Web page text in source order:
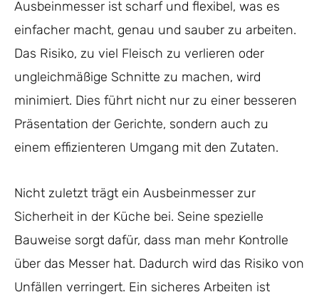
Ausbeinmesser ist scharf und flexibel, was es
einfacher macht, genau und sauber zu arbeiten.
Das Risiko, zu viel Fleisch zu verlieren oder
ungleichmäßige Schnitte zu machen, wird
minimiert. Dies führt nicht nur zu einer besseren
Präsentation der Gerichte, sondern auch zu
einem effizienteren Umgang mit den Zutaten.
Nicht zuletzt trägt ein Ausbeinmesser zur
Sicherheit in der Küche bei. Seine spezielle
Bauweise sorgt dafür, dass man mehr Kontrolle
über das Messer hat. Dadurch wird das Risiko von
Unfällen verringert. Ein sicheres Arbeiten ist